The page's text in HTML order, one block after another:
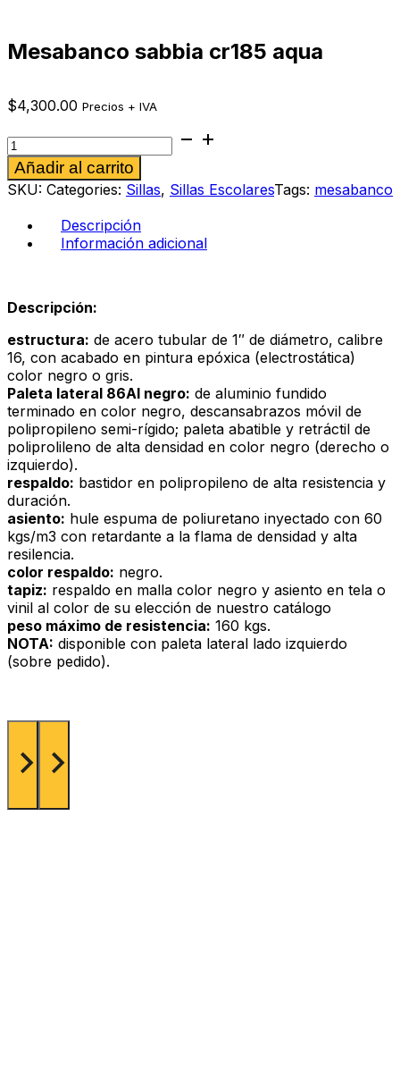
Mesabanco sabbia cr185 aqua
$4,300.00 Precios + IVA
Mesabanco
sabbia
cr185
aqua
cantidad
Añadir al carrito
SKU: Categories: Sillas, Sillas EscolaresTags: mesabanco
Descripción
Información adicional
Descripción:
estructura: de acero tubular de 1″ de diámetro, calibre
16, con acabado en pintura epóxica (electrostática)
color negro o gris.
Paleta lateral 86Al negro: de aluminio fundido
terminado en color negro, descansabrazos móvil de
polipropileno semi-rígido; paleta abatible y retráctil de
poliprolileno de alta densidad en color negro (derecho o
izquierdo).
respaldo: bastidor en polipropileno de alta resistencia y
duración.
asiento: hule espuma de poliuretano inyectado con 60
kgs/m3 con retardante a la flama de densidad y alta
resilencia.
color respaldo: negro.
tapiz: respaldo en malla color negro y asiento en tela o
vinil al color de su elección de nuestro catálogo
peso máximo de resistencia: 160 kgs.
NOTA: disponible con paleta lateral lado izquierdo
(sobre pedido).